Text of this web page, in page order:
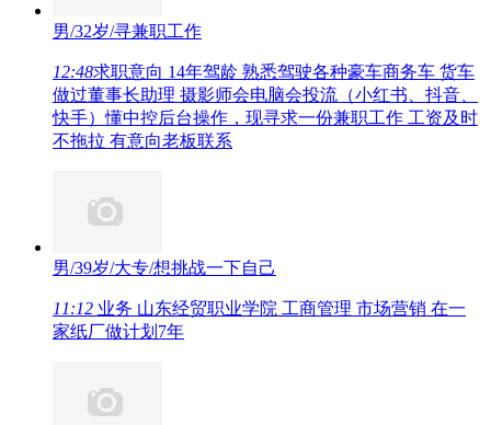
男/32岁/寻兼职工作
12:48求职意向 14年驾龄 熟悉驾驶各种豪车商务车 货车
做过董事长助理 摄影师会电脑会投流（小红书、抖音、
快手）懂中控后台操作，现寻求一份兼职工作 工资及时
不拖拉 有意向老板联系
男/39岁/大专/想挑战一下自己
11:12 业务 山东经贸职业学院 工商管理 市场营销 在一
家纸厂做计划7年